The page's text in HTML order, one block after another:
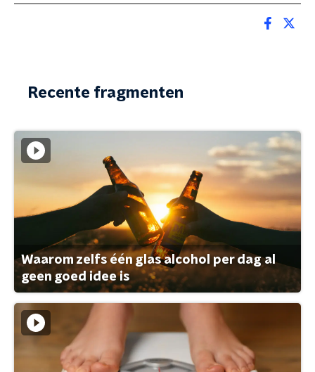
Recente fragmenten
Waarom zelfs één glas alcohol per dag al
geen goed idee is